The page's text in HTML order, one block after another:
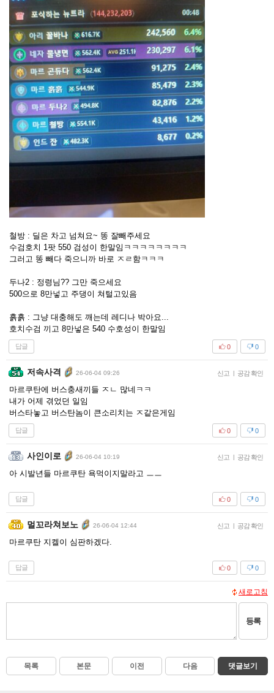
철방 : 딜은 차고 넘쳐요~ 똥 잘빼주세요
수검호치 1팟 550 검성이 한말임ㅋㅋㅋㅋㅋㅋㅋㅋ
그러고 똥 빼다 죽으니까 바로 ㅈㄹ함ㅋㅋㅋ
두나2 : 정령님?? 그만 죽으세요
500으로 8만넣고 주댕이 쳐털고있음
흙흙 : 그냥 대충해도 깨는데 레디나 박아요...
호치수검 끼고 8만넣은 540 수호성이 한말임
답글 0
0
저속사격 26-06-04 09:26 신고 공감 확인
마르쿠탄에 버스충새끼들 ㅈㄴ 많네ㅋㅋ
내가 어제 겪었던 일임
버스타놓고 버스탄놈이 큰소리치는 ㅈ같은게임
답글 0
0
사인이로 26-06-04 10:19 신고 공감 확인
아 시발년들 마르쿠탄 욕먹이지말라고 ㅡㅡ
답글 0
0
멀꼬라쳐보노 26-06-04 12:44 신고 공감 확인
마르쿠탄 지켈이 심판하겠다.
답글 0
0
새로고침
등록
목록 본문 이전 다음 댓글보기